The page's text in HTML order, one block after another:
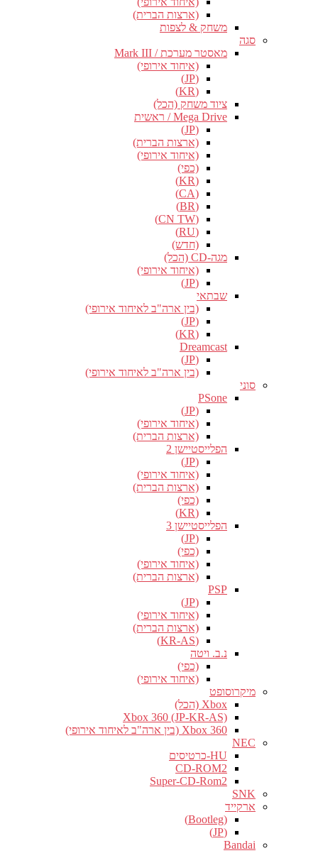
(ארצות הברית)
משחק & לצפות
סגה
מאסטר מערכת / Mark III
(איחוד אירופי)
(JP)
(KR)
ציוד משחק (הכל)
Mega Drive / ראשית
(JP)
(ארצות הברית)
(איחוד אירופי)
(כפי)
(KR)
(CA)
(BR)
(CN TW)
(RU)
(חדש)
מגה-CD (הכל)
(איחוד אירופי)
(JP)
שבתאי
(בין ארה"ב לאיחוד אירופי)
(JP)
(KR)
Dreamcast
(JP)
(בין ארה"ב לאיחוד אירופי)
סוני
PSone
(JP)
(איחוד אירופי)
(ארצות הברית)
הפלייסטיישן 2
(JP)
(איחוד אירופי)
(ארצות הברית)
(כפי)
(KR)
הפלייסטיישן 3
(JP)
(כפי)
(איחוד אירופי)
(ארצות הברית)
PSP
(JP)
(איחוד אירופי)
(ארצות הברית)
(KR-AS)
נ.ב. ויטה
(כפי)
(איחוד אירופי)
מיקרוסופט
Xbox (הכל)
Xbox 360 (JP-KR-AS)
Xbox 360 (בין ארה"ב לאיחוד אירופי)
NEC
HU-כרטיסים
CD-ROM2
Super-CD-Rom2
SNK
ארקייד
(Bootleg)
(JP)
Bandai